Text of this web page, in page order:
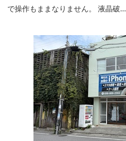
で操作もままなりません。 液晶破...